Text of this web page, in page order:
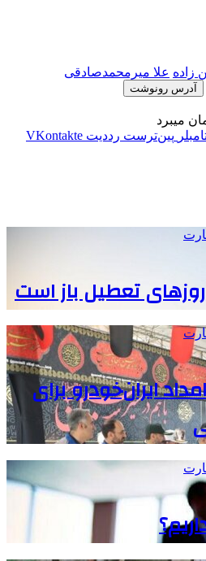
زاده علا میرمحمدصادقی
آدرس رونوشت
‫پین‌ترست ‫رددیت ‫VKontakte
تعطیل باز است
ایران‌خودرو برای